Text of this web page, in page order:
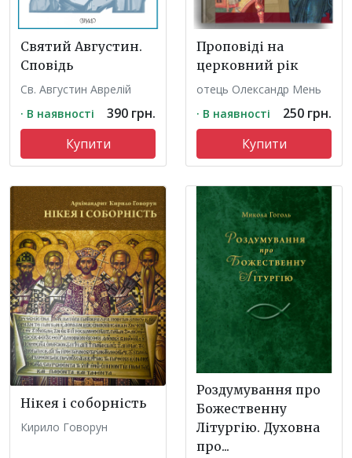
Святий Августин.
Сповідь
Св. Августин Аврелій
· В наявності
390 грн.
Купити
Проповіді на
церковний рік
отець Олександр Мень
· В наявності
250 грн.
Купити
Нікея і соборність
Кирило Говорун
Роздумування про
Божественну
Літургію. Духовна
про...